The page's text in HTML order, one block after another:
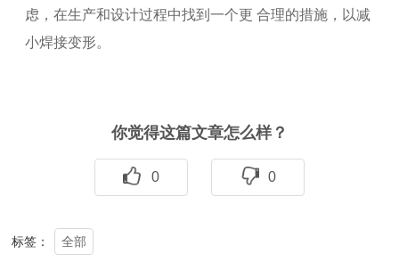
虑，在生产和设计过程中找到一个更 合理的措施，以减
小焊接变形。
你觉得这篇文章怎么样？
0 0
标签： 全部